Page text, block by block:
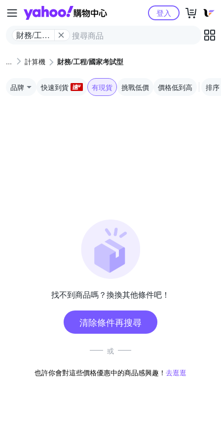
Yahoo購物中心
財務/工程/
型
登入
計算機 財務/工程/國家考試型
品牌 快速到貨 有現貨 挑戰低價 價格低到高 排序
找不到商品嗎？換換其他條件吧！
清除條件再搜尋
或
也許你會對這些價格優惠中的商品感興趣！ 去逛逛